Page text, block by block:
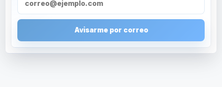
Avisarme por correo